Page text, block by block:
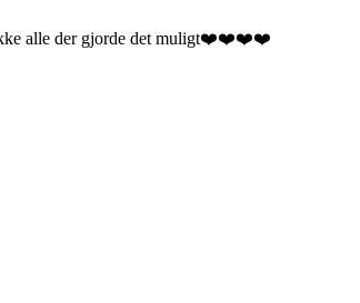
alle der gjorde det muligt❤️❤️❤️❤️